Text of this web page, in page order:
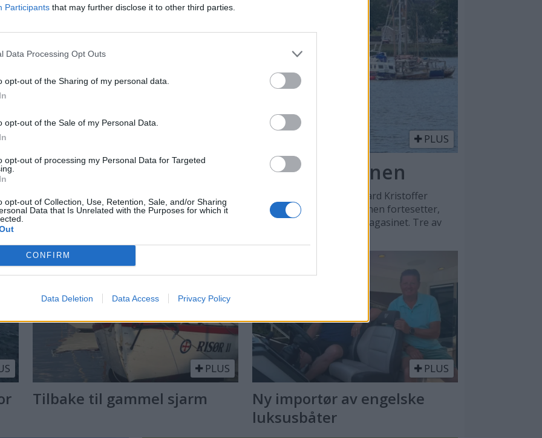
Participants that may further disclose it to other third parties.
Data Processing Opt Outs
opt-out of the Sharing of my personal data.
opt-out of the Sale of my Personal Data.
opt-out of processing my Personal Data for Targeted
opt-out of Collection, Use, Retention, Sale, and/or Sharing
Data that Is Unrelated with the Purposes for which it
CONFIRM
Data Deletion Data Access Privacy Policy
Alle i Norge har en
bak filmen Havfolket.
PLUS
Siste havn for slepemannen
– Horten kommune har behandlet klagen fra Vegard Kristoffer
Emanuelsen i dag. Klagen er avvist, og ryddeaksjonen fortesetter,
sier havnefogden i Horten Espen Eliassen til Båtmagasinet. Tre av
PLUS
Tilbake til gammel sjarm
PLUS
Ny importør av engelske
luksusbåter